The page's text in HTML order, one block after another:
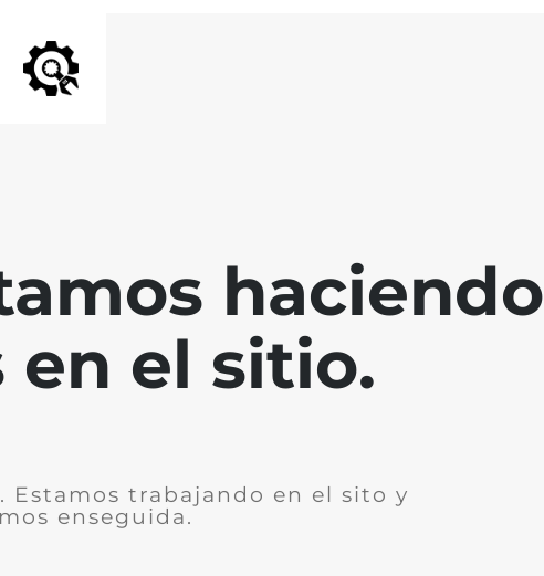
haciendo
en el sitio.
Estamos trabajando en el sito y
enseguida.